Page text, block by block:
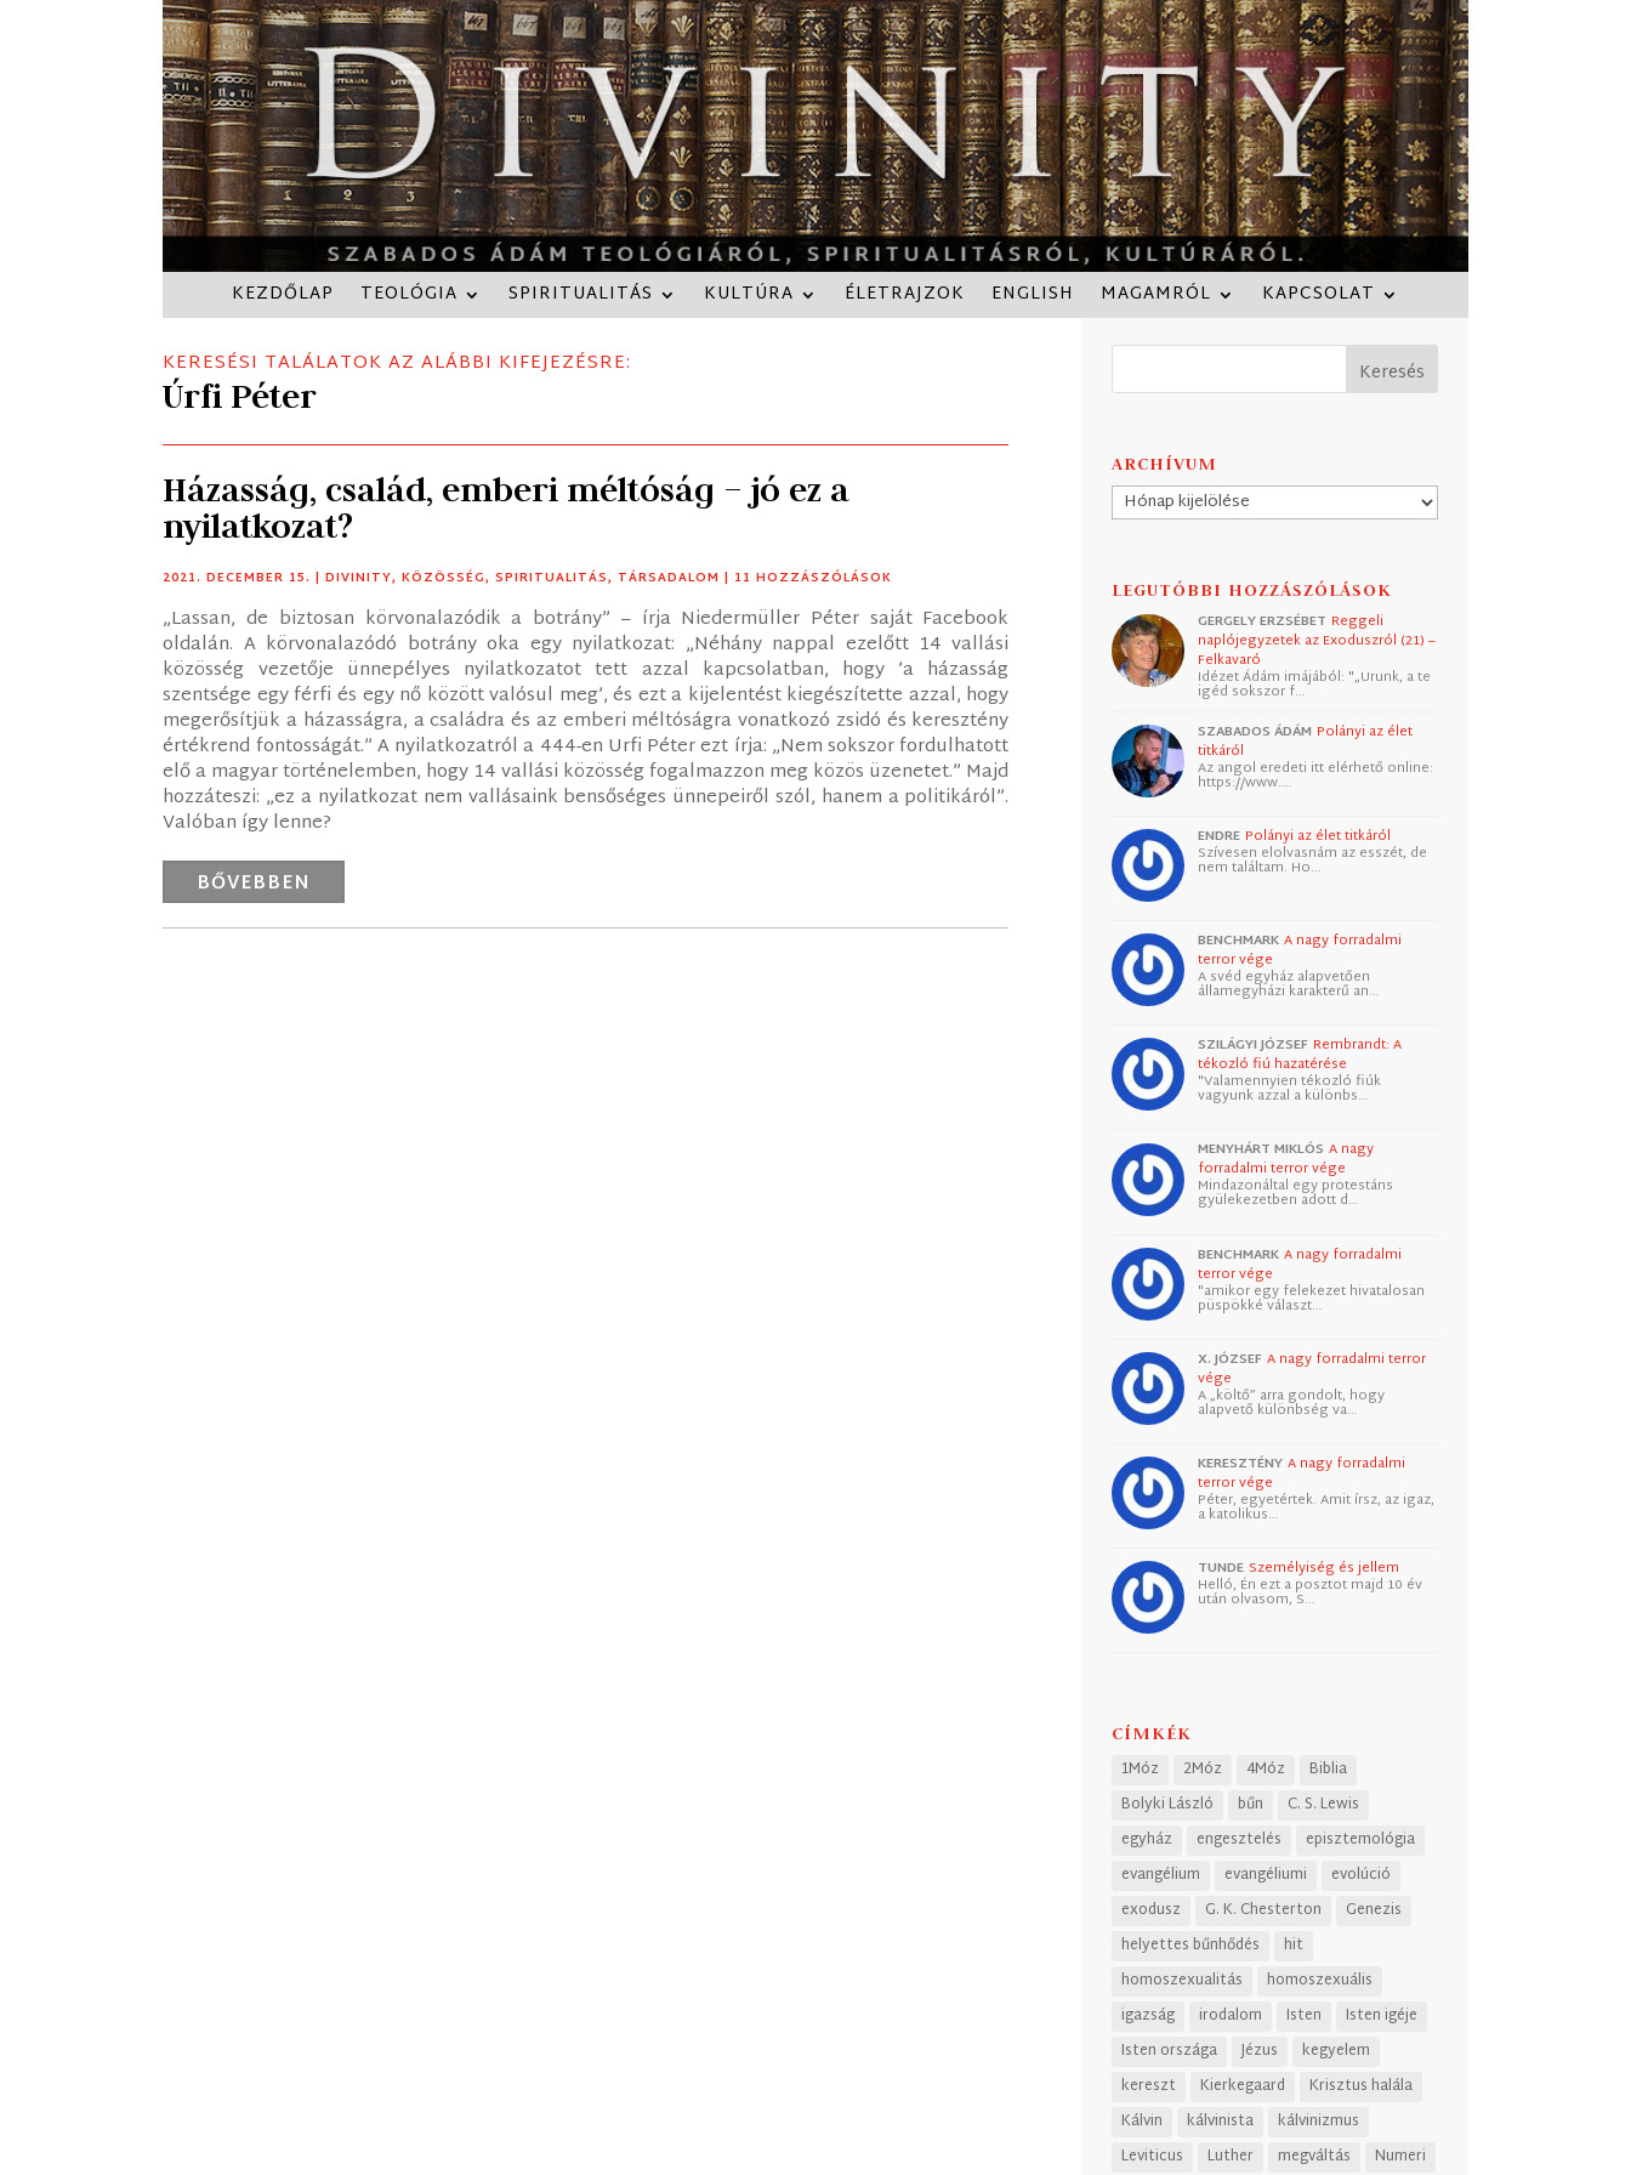
KEZDŐLAP TEOLÓGIA SPIRITUALITÁS KULTÚRA ÉLETRAJZOK ENGLISH MAGAMRÓL KAPCSOLAT
KERESÉSI TALÁLATOK AZ ALÁBBI KIFEJEZÉSRE:
Úrfi Péter
Házasság, család, emberi méltóság – jó ez a
nyilatkozat?
2021. DECEMBER 15. |DIVINITY,KÖZÖSSÉG,SPIRITUALITÁS, TÁRSADALOM | 11 HOZZÁSZÓLÁSOK
„Lassan, de biztosan körvonalazódik a botrány” – írja Niedermüller Péter saját Facebook
oldalán. A körvonalazódó botrány oka egy nyilatkozat: „Néhány nappal ezelőtt 14 vallási
közösség vezetője ünnepélyes nyilatkozatot tett azzal kapcsolatban, hogy ’a házasság
szentsége egy férfi és egy nő között valósul meg’, és ezt a kijelentést kiegészítette azzal, hogy
megerősítjük a házasságra, a családra és az emberi méltóságra vonatkozó zsidó és keresztény
értékrend fontosságát.” A nyilatkozatról a 444-en Urfi Péter ezt írja: „Nem sokszor fordulhatott
elő a magyar történelemben, hogy 14 vallási közösség fogalmazzon meg közös üzenetet.” Majd
hozzáteszi: „ez a nyilatkozat nem vallásaink bensőséges ünnepeiről szól, hanem a politikáról”.
Valóban így lenne?
BŐVEBBEN
ARCHÍVUM
Archívum
LEGUTÓBBI HOZZÁSZÓLÁSOK
GERGELY ERZSÉBET Reggeli
naplójegyzetek az Exoduszról (21) –
Felkavaró
Idézet Ádám imájából: "„Urunk, a te
igéd sokszor f…
SZABADOS ÁDÁM Polányi az élet
titkáról
Az angol eredeti itt elérhető online:
https://www.…
ENDRE Polányi az élet titkáról
Szívesen elolvasnám az esszét, de
nem találtam. Ho…
BENCHMARK A nagy forradalmi
terror vége
A svéd egyház alapvetően
államegyházi karakterű an…
SZILÁGYI JÓZSEF Rembrandt: A
tékozló fiú hazatérése
"Valamennyien tékozló fiúk
vagyunk azzal a különbs…
MENYHÁRT MIKLÓS A nagy
forradalmi terror vége
Mindazonáltal egy protestáns
gyülekezetben adott d…
BENCHMARK A nagy forradalmi
terror vége
"amikor egy felekezet hivatalosan
püspökké választ…
X. JÓZSEF A nagy forradalmi terror
vége
A „költő” arra gondolt, hogy
alapvető különbség va…
KERESZTÉNY A nagy forradalmi
terror vége
Péter, egyetértek. Amit írsz, az igaz,
a katolikus…
TUNDE Személyiség és jellem
Helló, Én ezt a posztot majd 10 év
után olvasom, S…
CÍMKÉK
1Móz 2Móz 4Móz
Biblia
Bolyki László
bűn
C. S. Lewis
egyház
engesztelés
episztemológia
evangélium
evangéliumi
evolúció
exodusz
G. K. Chesterton
Genezis
helyettes bűnhődés
hit
homoszexualitás
homoszexuális
igazság
irodalom Isten
Isten igéje
Isten országa
Jézus
kegyelem
kereszt
Kierkegaard
Krisztus halála
Kálvin
kálvinista
kálvinizmus
Leviticus
Luther megváltás Numeri